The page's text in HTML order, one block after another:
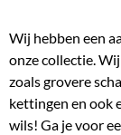
Wij hebben een
onze collectie.
zoals grovere
kettingen en ook
wils! Ga je voor